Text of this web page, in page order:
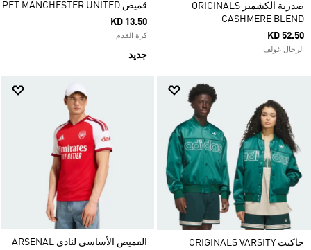
صدرية الكشمير ORIGINALS
CASHMERE BLEND
KD 52.50
الرجال غولف
قميص PET MANCHESTER UNITED
KD 13.50
كرة القدم
جديد
جاكيت ORIGINALS VARSITY
القميص الأساسي لنادي ARSENAL